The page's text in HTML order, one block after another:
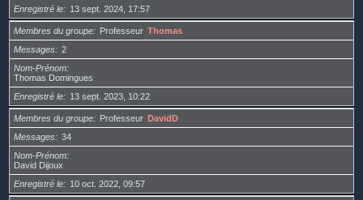
Enregistré le
13 sept. 2024, 17:57
Membres du groupe Professeur Thomas
Messages
2
Nom-Prénom
Thomas Domingues
Enregistré le
13 sept. 2023, 10:22
Membres du groupe Professeur DavidD
Messages
34
Nom-Prénom
David Dijoux
Enregistré le
10 oct. 2022, 09:57